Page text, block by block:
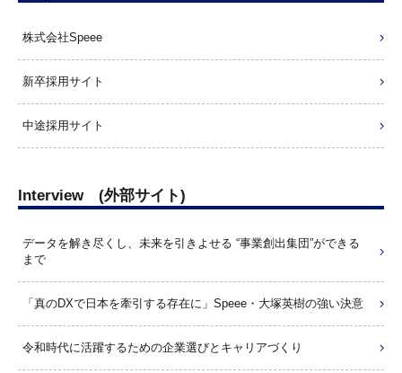
株式会社Speee
新卒採用サイト
中途採用サイト
Interview (外部サイト)
データを解き尽くし、未来を引きよせる “事業創出集団”ができる
まで
「真のDXで日本を牽引する存在に」Speee・大塚英樹の強い決意
令和時代に活躍するための企業選びとキャリアづくり